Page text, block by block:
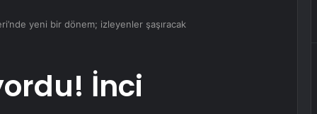
yeni bir dönem; izleyenler şaşıracak
İnci